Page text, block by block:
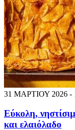
31 ΜΑΡΤΙΟΥ 2026 -
Εύκολη,
και ελαιόλαδο